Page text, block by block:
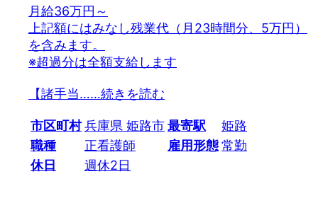
月給36万円～
上記額にはみなし残業代（月23時間分、5万円）
を含みます。
※超過分は全額支給します
【諸手当……続きを読む
市区町村兵庫県 姫路市最寄駅
姫路
職種
正看護師 雇用形態常勤
休日
週休2日